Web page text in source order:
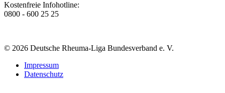
Kostenfreie Infohotline:
0800 - 600 25 25
© 2026 Deutsche Rheuma-Liga Bundesverband e. V.
Impressum
Datenschutz